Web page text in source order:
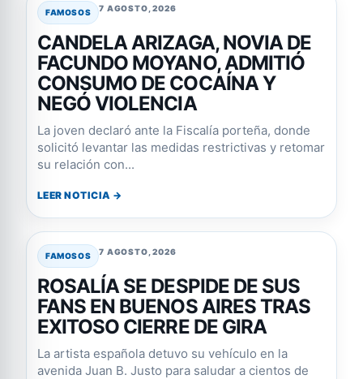
FAMOSOS 7 AGOSTO, 2026
CANDELA ARIZAGA, NOVIA DE
FACUNDO MOYANO, ADMITIÓ
CONSUMO DE COCAÍNA Y
NEGÓ VIOLENCIA
La joven declaró ante la Fiscalía porteña, donde
solicitó levantar las medidas restrictivas y retomar
su relación con...
LEER NOTICIA →
FAMOSOS 7 AGOSTO, 2026
ROSALÍA SE DESPIDE DE SUS
FANS EN BUENOS AIRES TRAS
EXITOSO CIERRE DE GIRA
La artista española detuvo su vehículo en la
avenida Juan B. Justo para saludar a cientos de